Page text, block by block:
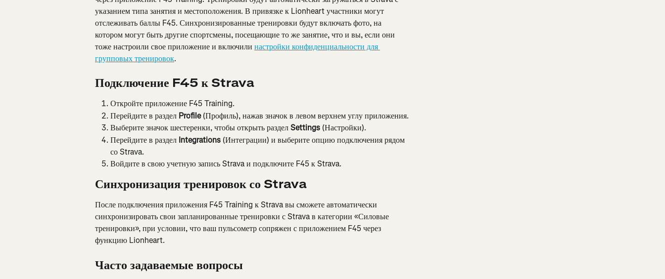
указанием типа занятия и местоположения. В привязке к Lionheart участники могут
отслеживать баллы F45. Синхронизированные тренировки будут включать фото, на
котором могут быть другие спортсмены, посещающие то же занятие, что и вы, если они
тоже настроили свое приложение и включили настройки конфиденциальности для
групповых тренировок.
Подключение F45 к Strava
Откройте приложение F45 Training.
Перейдите в раздел Profile (Профиль), нажав значок в левом верхнем углу приложения.
Выберите значок шестеренки, чтобы открыть раздел Settings (Настройки).
Перейдите в раздел Integrations (Интеграции) и выберите опцию подключения рядом
со Strava.
Войдите в свою учетную запись Strava и подключите F45 к Strava.
Синхронизация тренировок со Strava
После подключения приложения F45 Training к Strava вы сможете автоматически
синхронизировать свои запланированные тренировки с Strava в категории «Силовые
тренировки», при условии, что ваш пульсометр сопряжен с приложением F45 через
функцию Lionheart.
Часто задаваемые вопросы